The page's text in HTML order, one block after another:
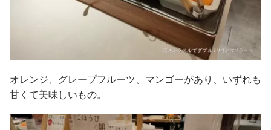
オレンジ、グレープフルーツ、マンゴーがあり、いずれも
甘くて美味しいもの。